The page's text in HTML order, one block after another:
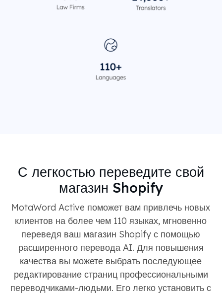
С легкостью переведите свой
магазин Shopify
MotaWord Active поможет вам привлечь новых
клиентов на более чем 110 языках, мгновенно
переведя ваш магазин Shopify с помощью
расширенного перевода AI. Для повышения
качества вы можете выбрать последующее
редактирование страниц профессиональными
переводчиками-людьми. Его легко установить с